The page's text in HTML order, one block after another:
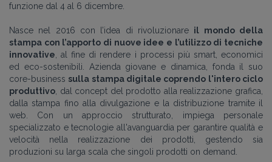
funzione dal 4 al 6 dicembre.
Nasce nel 2016 con l’idea di rivoluzionare il mondo della
stampa con l’apporto di nuove idee e l’utilizzo di tecniche
innovative , al fine di rendere i processi più smart, economici
ed eco-sostenibili. Azienda giovane e dinamica, fonda il suo
core-business sulla stampa digitale coprendo l'intero ciclo
produttivo , dal concept del prodotto alla realizzazione grafica,
dalla stampa fino alla divulgazione e la distribuzione tramite il
web. Con un approccio strutturato, impiega personale
specializzato e tecnologie all'avanguardia per garantire qualità e
velocità nella realizzazione dei prodotti, gestendo sia
produzioni su larga scala che singoli prodotti on demand.